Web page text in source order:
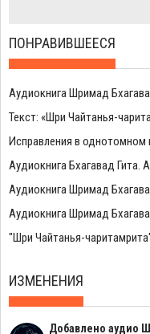
ПОНРАВИВШЕЕСЯ
Аудиокнига Шримад
Текст: «Шри Чайтанья-
Исправления в однотомном
Аудиокнига Бхагавад Гита.
Аудиокнига Шримад
Аудиокнига Шримад
"Шри Чайтанья-
ИЗМЕНЕНИЯ
Добавлено аудио